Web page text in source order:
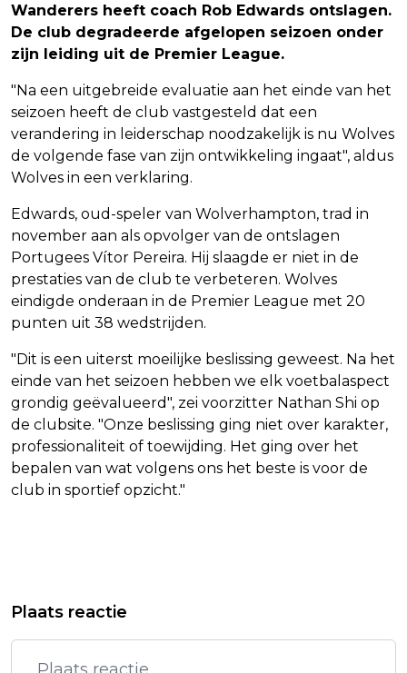
Wanderers heeft coach Rob Edwards ontslagen.
De club degradeerde afgelopen seizoen onder
zijn leiding uit de Premier League.
"Na een uitgebreide evaluatie aan het einde van het
seizoen heeft de club vastgesteld dat een
verandering in leiderschap noodzakelijk is nu Wolves
de volgende fase van zijn ontwikkeling ingaat", aldus
Wolves in een verklaring.
Edwards, oud-speler van Wolverhampton, trad in
november aan als opvolger van de ontslagen
Portugees Vítor Pereira. Hij slaagde er niet in de
prestaties van de club te verbeteren. Wolves
eindigde onderaan in de Premier League met 20
punten uit 38 wedstrijden.
"Dit is een uiterst moeilijke beslissing geweest. Na het
einde van het seizoen hebben we elk voetbalaspect
grondig geëvalueerd", zei voorzitter Nathan Shi op
de clubsite. "Onze beslissing ging niet over karakter,
professionaliteit of toewijding. Het ging over het
bepalen van wat volgens ons het beste is voor de
club in sportief opzicht."
VOORBIJ DOOR AFMELDING MBOKO
PEILING: SPACEX NET ZO BEKEND BIJ
AMERIKANEN ALS BOEING
Plaats reactie